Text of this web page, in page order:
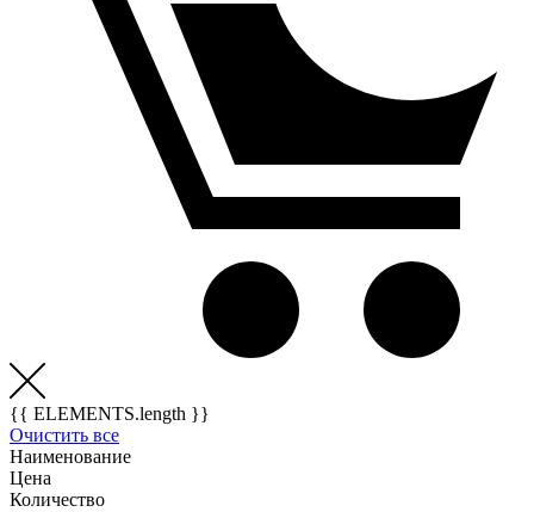
{{ ELEMENTS.length }}
Очистить все
Наименование
Цена
Количество